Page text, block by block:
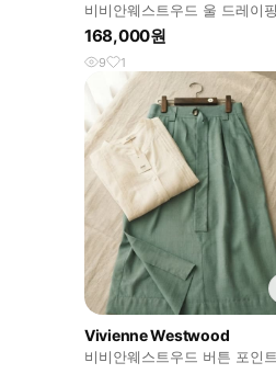
비비안웨스트우드 울 드레이
168,000원
9 1
Vivienne Westwood
비비안웨스트우드 버튼 포인